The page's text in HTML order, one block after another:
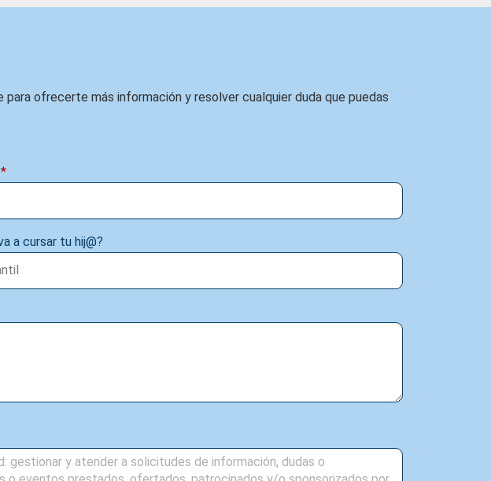
ofrecerte más información y resolver cualquier duda que puedas
a cursar tu hij@?